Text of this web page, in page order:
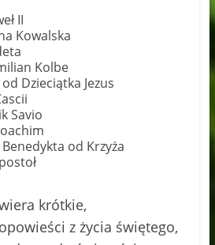
II
Kowalska
Kolbe
Dzieciątka Jezus
Savio
od Krzyża
krótkie,
z życia świętego,